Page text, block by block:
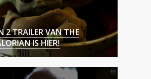
2 TRAILER VAN THE
IS HIER!